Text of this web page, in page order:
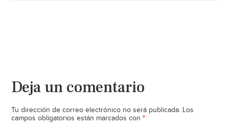
Deja un comentario
Tu dirección de correo electrónico no será publicada. Los
campos obligatorios están marcados con *